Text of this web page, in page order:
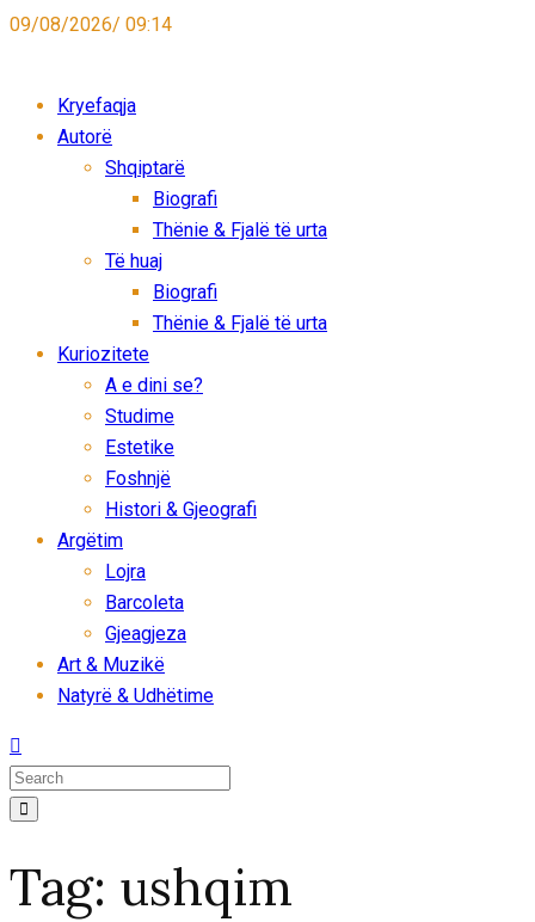
09/08/2026/ 09:14
Kryefaqja
Autorë
Shqiptarë
Biografi
Thënie & Fjalë të urta
Të huaj
Biografi
Thënie & Fjalë të urta
Kuriozitete
A e dini se?
Studime
Estetike
Foshnjë
Histori & Gjeografi
Argëtim
Lojra
Barcoleta
Gjeagjeza
Art & Muzikë
Natyrë & Udhëtime
Tag: ushqim